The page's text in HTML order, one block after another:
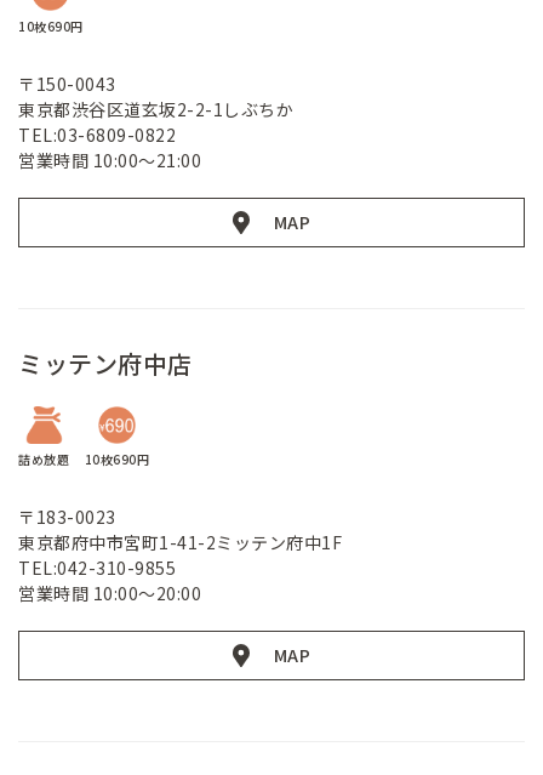
10枚690円
〒150-0043
東京都渋谷区道玄坂2-2-1しぶちか
TEL:03-6809-0822
営業時間 10:00～21:00
MAP
ミッテン府中店
詰め放題 10枚690円
〒183-0023
東京都府中市宮町1-41-2ミッテン府中1F
TEL:042-310-9855
営業時間 10:00～20:00
MAP